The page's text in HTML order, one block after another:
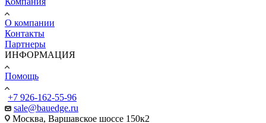
О компании
Контакты
Партнеры
ИНФОРМАЦИЯ
Помощь
+7 926-162-55-96
sale@bauedge.ru
Москва, Варшавское шоссе 150к2